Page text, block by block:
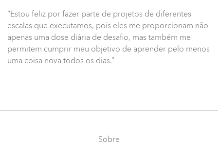
“Estou feliz por fazer parte de projetos de diferentes
escalas que executamos, pois eles me proporcionam não
apenas uma dose diária de desafio, mas também me
permitem cumprir meu objetivo de aprender pelo menos
uma coisa nova todos os dias.”
Sobre